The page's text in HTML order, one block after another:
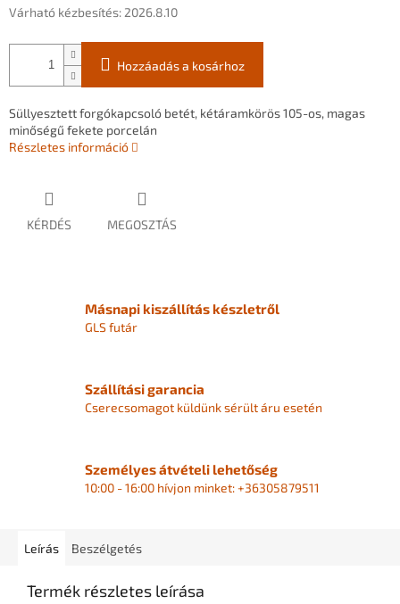
Várható kézbesítés: 2026.8.10
Hozzáadás a kosárhoz
Süllyesztett forgókapcsoló betét, kétáramkörös 105-os, magas
minőségű fekete porcelán
Részletes információ
KÉRDÉS MEGOSZTÁS
Másnapi kiszállítás készletről
GLS futár
Szállítási garancia
Cserecsomagot küldünk sérült áru esetén
Személyes átvételi lehetőség
10:00 - 16:00 hívjon minket: +36305879511
Leírás Beszélgetés
Termék részletes leírása